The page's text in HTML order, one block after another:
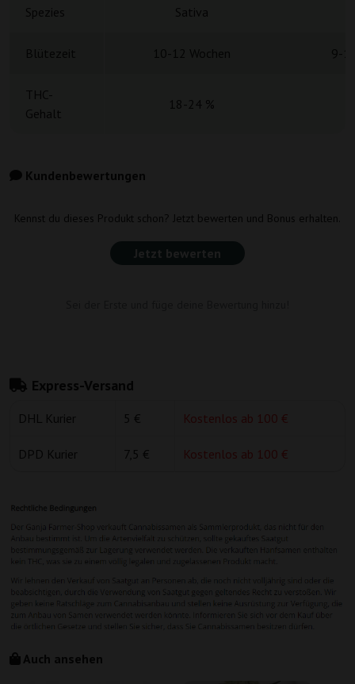
Spezies Sativa
THC-
Gehalt
18-24 %
Kundenbewertungen
Kennst du dieses Produkt schon? Jetzt bewerten und Bonus erhalten.
Jetzt bewerten
Express-Versand
DHL Kurier 5 € Kostenlos ab 100 €
DPD Kurier 7,5 € Kostenlos ab 100 €
Auch ansehen